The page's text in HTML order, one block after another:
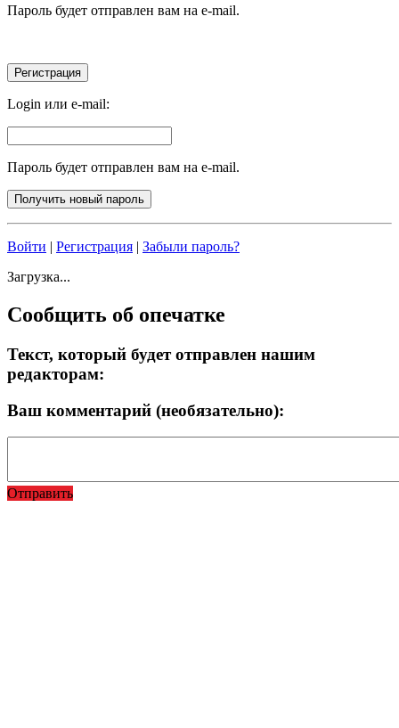
Пароль будет отправлен вам на e-mail.
Login или e-mail:
Пароль будет отправлен вам на e-mail.
Войти | Регистрация | Забыли пароль?
Загрузка...
Сообщить об опечатке
Текст, который будет отправлен нашим
редакторам:
Ваш комментарий (необязательно):
Отправить